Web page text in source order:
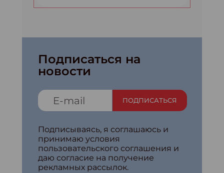
Подписаться на
новости
ПОДПИСАТЬСЯ
Подписываясь, я соглашаюсь и
принимаю условия
пользовательского соглашения и
даю согласие на получение
рекламных рассылок.